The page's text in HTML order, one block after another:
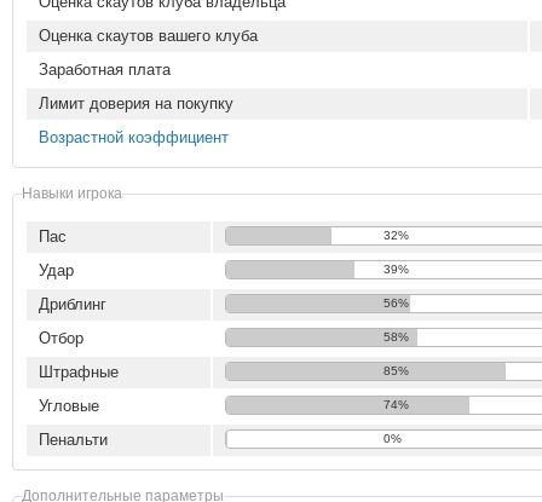
Оценка скаутов вашего клуба
Заработная плата
Лимит доверия на покупку
Возрастной коэффициент
Навыки игрока
Пас 32%
Удар 39%
Дриблинг 56%
Отбор 58%
Штрафные 85%
Угловые 74%
Пенальти 0%
Дополнительные параметры